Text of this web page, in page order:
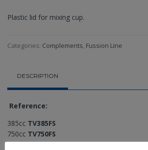
Plastic lid for mixing cup.
Categories: Complements Fussion Line
DESCRIPTION
Reference:
385cc TV385FS
750cc TV750FS
1400ccTV1400FS